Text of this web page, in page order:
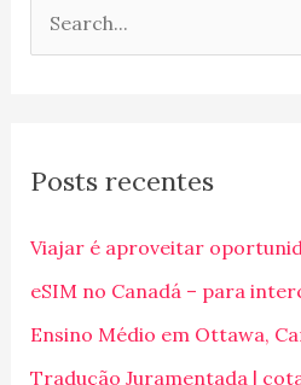
u
s
a
r
p
Posts recentes
Viajar é aproveitar
eSIM no Canadá – para
Ensino Médio em Ottawa,
Tradução Juramentada |